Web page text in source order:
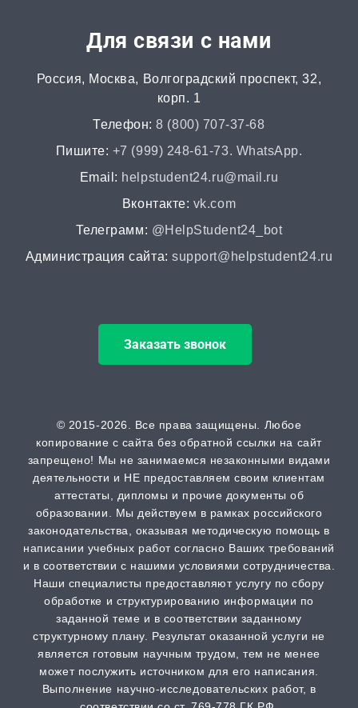
от 2 часов | от 500 ₽
Аннотация
от 2 часов | от 400 ₽
НИР
от 2 часов | от 5000 ₽
Кандидатская диссертация
ВАК
от 2 часов | от 500 ₽
Scopus
от 2 часов | от 500 ₽
РИНЦ
от 2 часов | от 500 ₽
Шпаргалка
от 1 часа | от 300 ₽
Дистанционная задача
Для связи с нами
Россия, Москва, Волгоградский проспект, 32,
корп. 1
Телефон:8 (800) 707-37-68
Пишите: +7 (999) 248-61-73. WhatsApp.
Email: helpstudent24.ru@mail.ru
Вконтакте: vk.com
Телеграмм: @HelpStudent24_bot
Администрация сайта:support@helpstudent24.ru
Заказать звонок
© 2015-2026. Все права защищены. Любое
копирование с сайта без обратной ссылки на сайт
запрещено! Мы не занимаемся незаконными видами
деятельности и НЕ предоставляем своим клиентам
аттестаты, дипломы и прочие документы об
образовании. Мы действуем в рамках российского
законодательства, оказывая методическую помощь в
написании учебных работ согласно Ваших требований
и в соответствии с нашими условиями сотрудничества.
Наши специалисты предоставляют услугу по сбору
обработке и структурированию информации по
заданной теме и в соответствии заданному
структурному плану. Результат оказанной услуги не
является готовым научным трудом, тем не менее
может послужить источником для его написания.
Выполнение научно-исследовательских работ, в